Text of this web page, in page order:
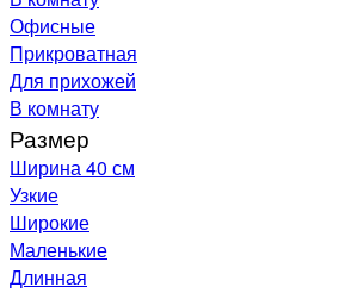
Офисные
Прикроватная
Для прихожей
В комнату
Размер
Ширина 40 см
Узкие
Широкие
Маленькие
Длинная